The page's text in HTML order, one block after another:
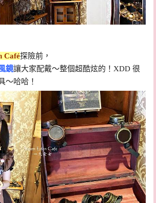
Café探險前，
鏡讓大家配戴～整個超酷炫的！XDD 很
～哈哈！